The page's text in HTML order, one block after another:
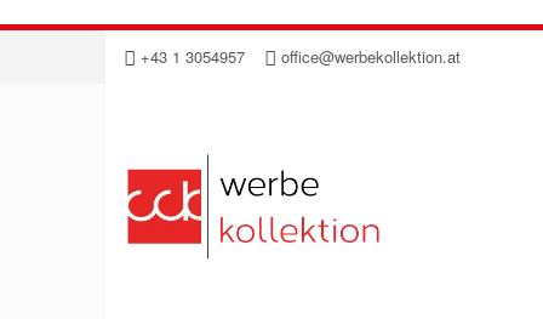
Direkt
Inhalt
+43 1 3054957 office@werbekollektion.at